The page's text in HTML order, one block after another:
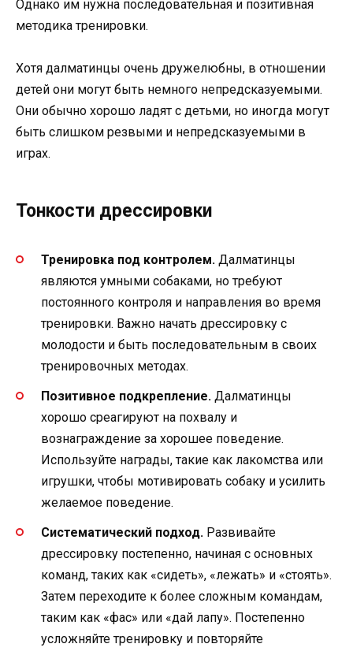
Однако им нужна последовательная и позитивная
методика тренировки.
Хотя далматинцы очень дружелюбны, в отношении
детей они могут быть немного непредсказуемыми.
Они обычно хорошо ладят с детьми, но иногда могут
быть слишком резвыми и непредсказуемыми в
играх.
Тонкости дрессировки
Тренировка под контролем. Далматинцы
являются умными собаками, но требуют
постоянного контроля и направления во время
тренировки. Важно начать дрессировку с
молодости и быть последовательным в своих
тренировочных методах.
Позитивное подкрепление. Далматинцы
хорошо среагируют на похвалу и
вознаграждение за хорошее поведение.
Используйте награды, такие как лакомства или
игрушки, чтобы мотивировать собаку и усилить
желаемое поведение.
Систематический подход. Развивайте
дрессировку постепенно, начиная с основных
команд, таких как «сидеть», «лежать» и «стоять».
Затем переходите к более сложным командам,
таким как «фас» или «дай лапу». Постепенно
усложняйте тренировку и повторяйте